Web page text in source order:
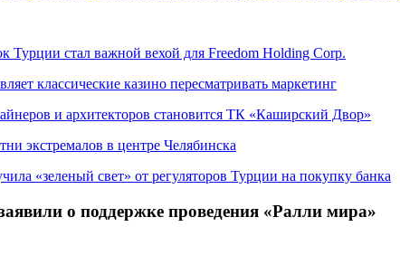
Турции стал важной вехой для Freedom Holding Corp.
классические казино пересматривать маркетинг
и архитекторов становится ТК «Каширский Двор»
экстремалов в центре Челябинска
«зеленый свет» от регуляторов Турции на покупку банка
о поддержке проведения «Ралли мира»